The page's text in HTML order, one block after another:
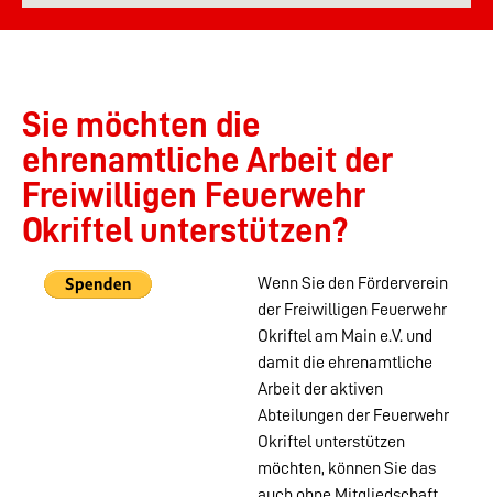
Sie möchten die
ehrenamtliche Arbeit der
Freiwilligen Feuerwehr
Okriftel unterstützen?
Wenn Sie den Förderverein
der Freiwilligen Feuerwehr
Okriftel am Main e.V. und
damit die ehrenamtliche
Arbeit der aktiven
Abteilungen der Feuerwehr
Okriftel unterstützen
möchten, können Sie das